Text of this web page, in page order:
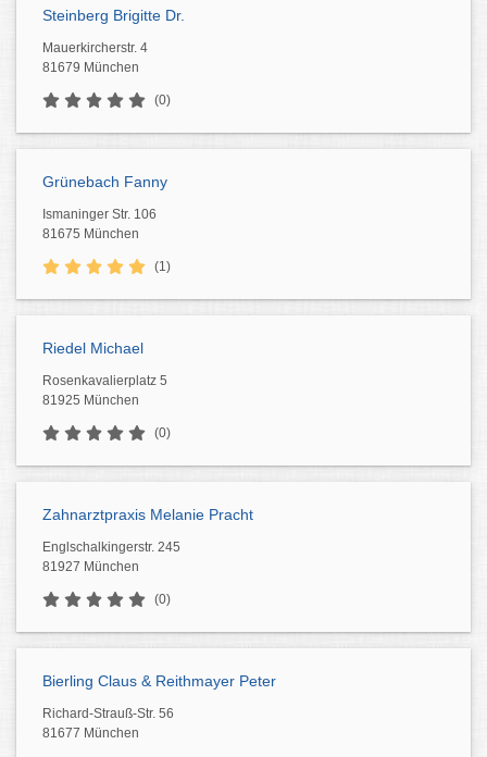
Steinberg Brigitte Dr.
Mauerkircherstr. 4
81679 München
(0)
Grünebach Fanny
Ismaninger Str. 106
81675 München
(1)
Riedel Michael
Rosenkavalierplatz 5
81925 München
(0)
Zahnarztpraxis Melanie Pracht
Englschalkingerstr. 245
81927 München
(0)
Bierling Claus & Reithmayer Peter
Richard-Strauß-Str. 56
81677 München